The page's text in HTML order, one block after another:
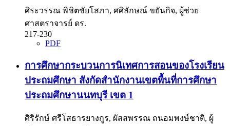
ศิระวรรณ พิชิตชัยโสภา, ศศิลักษณ์ ขยันกิจ, ผู้ช่วย
ศาสตราจารย์ ดร.
217-230
PDF
การศึกษากระบวนการนิเทศการสอนของโรงเรียน
ประถมศึกษา สังกัดสำนักงานเขตพื้นที่การศึกษา
ประถมศึกษานนทบุรี เขต 1
ศิริรักษ์ ศรีโสธารยางกูร, ผัสสพรรณ ถนอมพงษ์ชาติ, ผู้